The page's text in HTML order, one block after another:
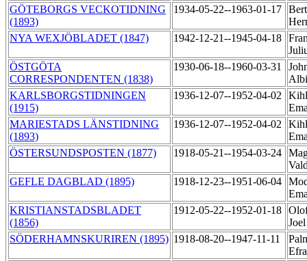
GÖTEBORGS VECKOTIDNING
(1893)
1934-05-22--1963-01-17
NYA WEXJÖBLADET (1847)
1942-12-21--1945-04-18
ÖSTGÖTA
CORRESPONDENTEN (1838)
1930-06-18--1960-03-31
KARLSBORGSTIDNINGEN
(1915)
1936-12-07--1952-04-02
MARIESTADS LÄNSTIDNING
(1893)
1936-12-07--1952-04-02
ÖSTERSUNDSPOSTEN (1877)
1918-05-21--1954-03-24
GEFLE DAGBLAD (1895)
1918-12-23--1951-06-04
KRISTIANSTADSBLADET
(1856)
1912-05-22--1952-01-18
SÖDERHAMNSKURIREN (1895) 1918-08-20--1947-11-11